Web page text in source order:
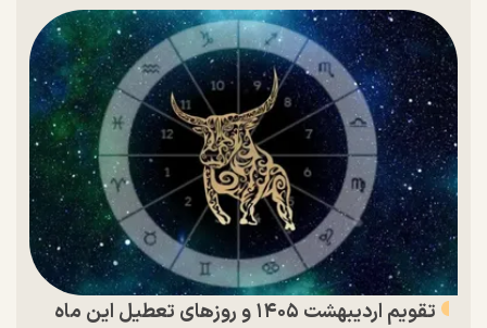
تقویم اردیبهشت ۱۴۰۵ و روز‌های تعطیل این ماه